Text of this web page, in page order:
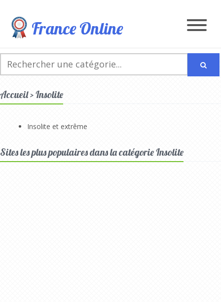
France Online
Accueil > Insolite
Insolite et extrême
Sites les plus populaires dans la catégorie Insolite